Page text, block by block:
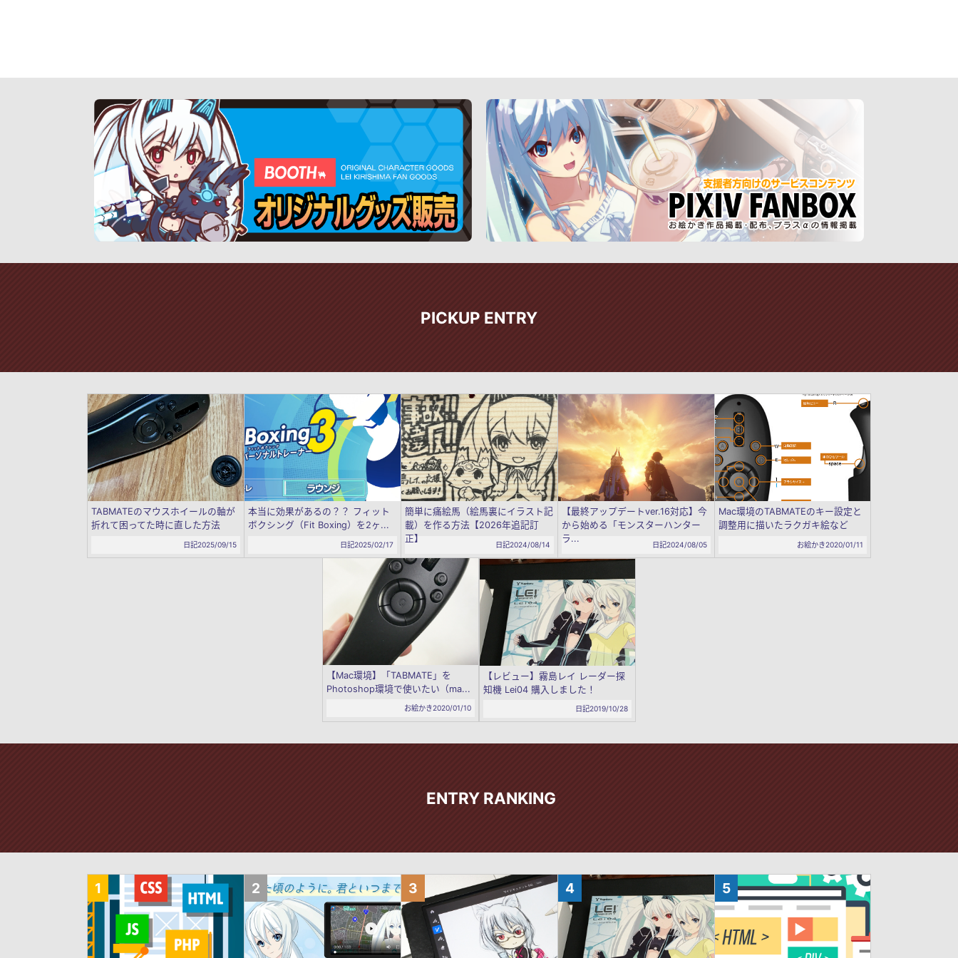
PICKUP ENTRY
TABMATEのマウスホイールの軸が
折れて困ってた時に直した方法
日記2025/09/15
本当に効果があるの？？ フィット
ボクシング（Fit Boxing）を2ヶ...
日記2025/02/17
簡単に痛絵馬（絵馬裏にイラスト記
載）を作る方法【2026年追記訂
正】
日記2024/08/14
【最終アップデートver.16対応】今
から始める「モンスターハンター
ラ...
日記2024/08/05
Mac環境のTABMATEのキー設定と
調整用に描いたラクガキ絵など
お絵かき2020/01/11
【Mac環境】「TABMATE」を
Photoshop環境で使いたい（ma...
お絵かき2020/01/10
【レビュー】霧島レイ レーダー探
知機 Lei04 購入しました！
日記2019/10/28
ENTRY RANKING